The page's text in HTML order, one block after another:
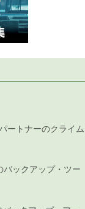
ートナーのクライム
バックアップ・ツー